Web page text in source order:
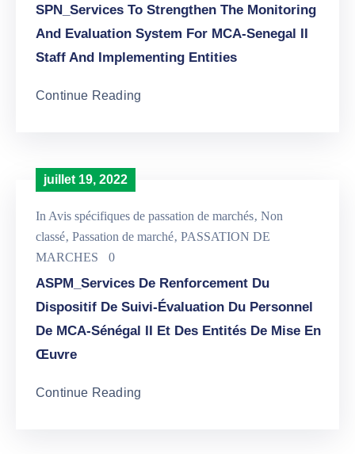
SPN_Services To Strengthen The Monitoring
And Evaluation System For MCA-Senegal II
Staff And Implementing Entities
Continue Reading
juillet 19, 2022
In Avis spécifiques de passation de marchés‚ Non
classé‚ Passation de marché‚ PASSATION DE
MARCHES
0
ASPM_Services De Renforcement Du
Dispositif De Suivi-Évaluation Du Personnel
De MCA-Sénégal II Et Des Entités De Mise En
Œuvre
Continue Reading